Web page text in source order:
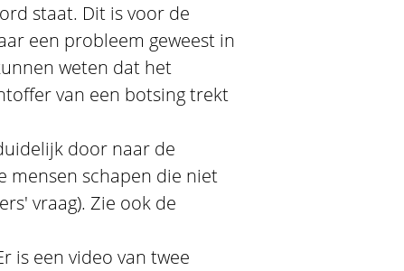
staat. Dit is voor de
een probleem geweest in
weten dat het
van een botsing trekt
door naar de
mensen schapen die niet
vraag). Zie ook de
is een video van twee